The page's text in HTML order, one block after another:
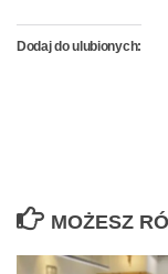
Dodaj do ulubionych:
MOŻESZ